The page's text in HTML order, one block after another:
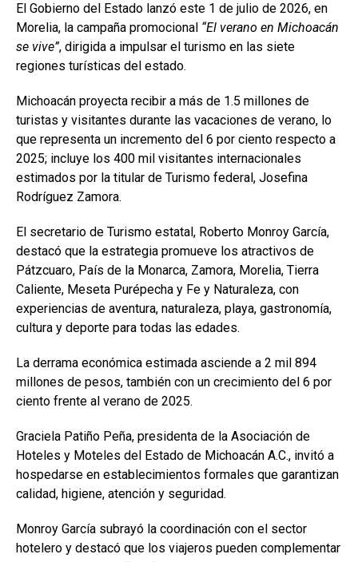
El Gobierno del Estado lanzó este 1 de julio de 2026, en
Morelia, la campaña promocional “El verano en Michoacán
se vive”, dirigida a impulsar el turismo en las siete
regiones turísticas del estado.
Michoacán proyecta recibir a más de 1.5 millones de
turistas y visitantes durante las vacaciones de verano, lo
que representa un incremento del 6 por ciento respecto a
2025; incluye los 400 mil visitantes internacionales
estimados por la titular de Turismo federal, Josefina
Rodríguez Zamora.
El secretario de Turismo estatal, Roberto Monroy García,
destacó que la estrategia promueve los atractivos de
Pátzcuaro, País de la Monarca, Zamora, Morelia, Tierra
Caliente, Meseta Purépecha y Fe y Naturaleza, con
experiencias de aventura, naturaleza, playa, gastronomía,
cultura y deporte para todas las edades.
La derrama económica estimada asciende a 2 mil 894
millones de pesos, también con un crecimiento del 6 por
ciento frente al verano de 2025.
Graciela Patiño Peña, presidenta de la Asociación de
Hoteles y Moteles del Estado de Michoacán A.C., invitó a
hospedarse en establecimientos formales que garantizan
calidad, higiene, atención y seguridad.
Monroy García subrayó la coordinación con el sector
hotelero y destacó que los viajeros pueden complementar